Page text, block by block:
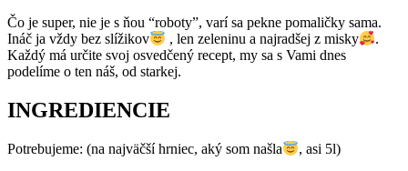
Čo je super, nie je s ňou “roboty”, varí sa pekne pomaličky sama.
Ináč ja vždy bez slížikov
, len zeleninu a najradšej z misky
.
Každý má určite svoj osvedčený recept, my sa s Vami dnes
podelíme o ten náš, od starkej.
INGREDIENCIE
Potrebujeme: (na najväčší hrniec, aký som našla
, asi 5l)